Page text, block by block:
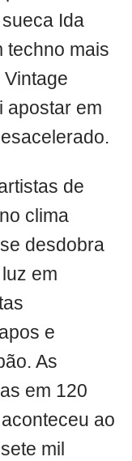
Ida
techno mais
apostar em
de
clima
desdobra
em
e
As
em 120
ao
mil